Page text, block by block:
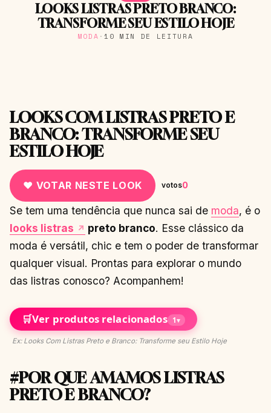
LOOKS LISTRAS PRETO BRANCO:
TRANSFORME SEU ESTILO HOJE
MODA · 10 MIN DE LEITURA
LOOKS COM LISTRAS PRETO E
BRANCO: TRANSFORME SEU
ESTILO HOJE
♥ VOTAR NESTE LOOK votos0
Se tem uma tendência que nunca sai de moda, é o
looks listras
preto branco. Esse clássico da
moda é versátil, chic e tem o poder de transformar
qualquer visual. Prontas para explorar o mundo
das listras conosco? Acompanhem!
🛒Ver produtos relacionados 1▾
Ex: Looks Com Listras Preto e Branco: Transforme seu Estilo Hoje
#POR QUE AMAMOS LISTRAS
PRETO E BRANCO?